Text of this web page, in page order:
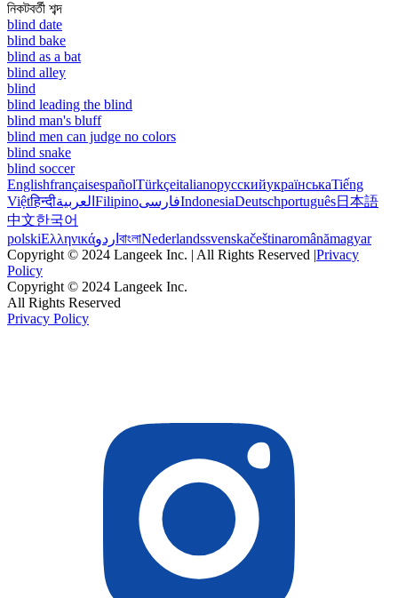
নিকটবর্তী শব্দ
blind date
blind bake
blind as a bat
blind alley
blind
blind leading the blind
blind man's bluff
blind men can judge no colors
blind snake
blind soccer
EnglishfrançaisespañolTürkçeitalianoрусскийукраїнськаTiếng
Việtहिन्दीالعربية FilipinoفارسیIndonesiaDeutschportuguês日本語
中文한국어
polskiΕλληνικάاردو বাংলাNederlandssvenskačeštinaromânămagyar
Copyright © 2024 Langeek Inc. | All Rights Reserved |Privacy
Policy
Copyright © 2024 Langeek Inc.
All Rights Reserved
Privacy Policy